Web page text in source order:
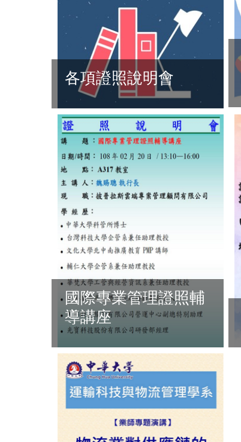
各項證照說明會
國際專業管理證照輔
導講座